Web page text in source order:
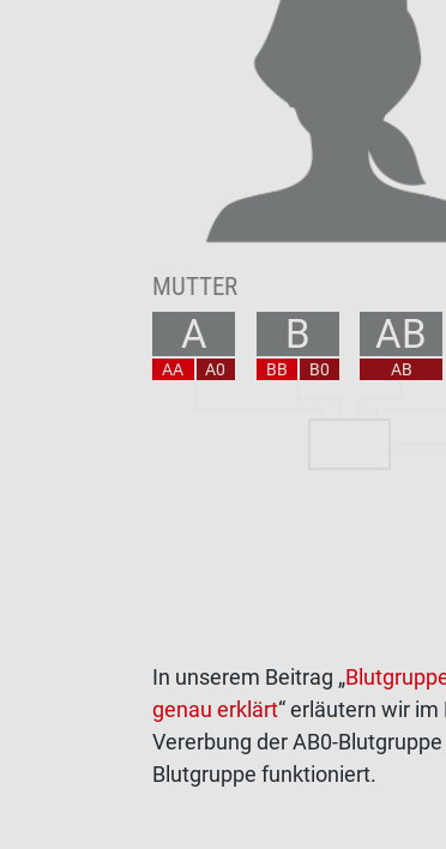
MUTTER
A
AA A0
B
BB B0
AB
AB
In unserem Beitrag „
genau erklärt“ erläutern wir
Vererbung der AB0-
Blutgruppe funktioniert.